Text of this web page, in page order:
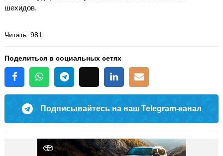
шехидов.
Читать: 981
Поделиться в социальных сетях
Подписывайтесь на наш Telegram-канал